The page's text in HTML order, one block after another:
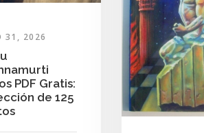
31, 2026
PDF Gratis:
de 125